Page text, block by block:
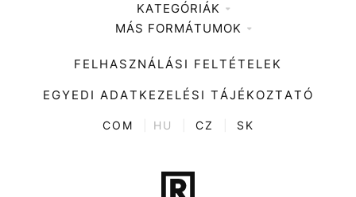
Médiaajánlat
KATEGÓRIÁK
Zene
Divat
Kultúra
ENTR
Tech-Tudomány
MÁS FORMÁTUMOK
FELHASZNÁLÁSI FELTÉTELEK
EGYEDI ADATKEZELÉSI TÁJÉKOZTATÓ
COM HU CZ SK